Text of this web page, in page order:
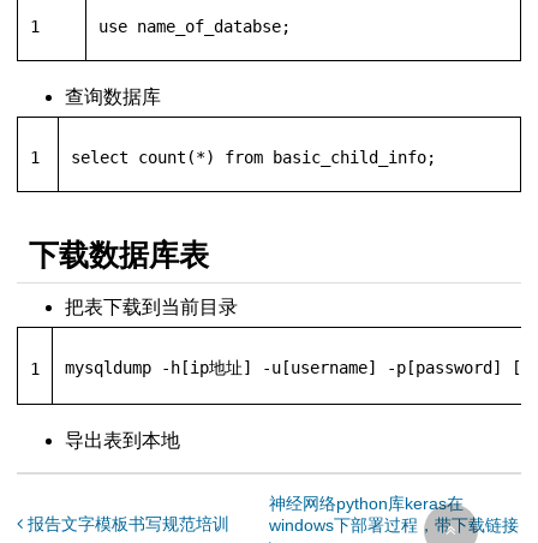
1 use name_of_databse;
查询数据库
1 select count (*) from basic_child_info;
下载数据库表
把表下载到当前目录
1 mysqldump - h[ip地址] -u[username] -p[password]
导出表到本地
报告文字模板书写规范培训
神经网络python库keras在
windows下部署过程，带下载链接